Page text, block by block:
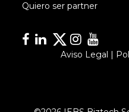
Quiero ser partner
Facebook
Linkedin
Linkedin
Aviso Legal